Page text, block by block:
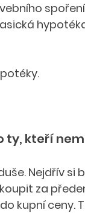
ty, kteří
Nejdřív si
za
kupní ceny.